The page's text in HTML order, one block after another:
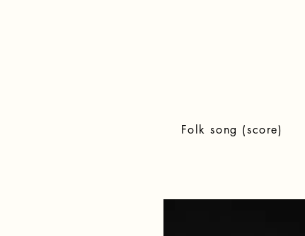
Folk song (score)